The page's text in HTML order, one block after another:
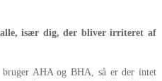
især dig, der bliver irriteret af
AHA og BHA, så er der intet